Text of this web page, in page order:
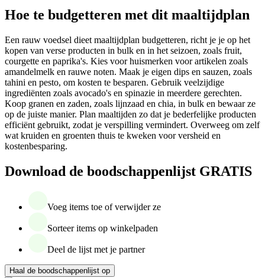
Hoe te budgetteren met dit maaltijdplan
Een rauw voedsel dieet maaltijdplan budgetteren, richt je je op het
kopen van verse producten in bulk en in het seizoen, zoals fruit,
courgette en paprika's. Kies voor huismerken voor artikelen zoals
amandelmelk en rauwe noten. Maak je eigen dips en sauzen, zoals
tahini en pesto, om kosten te besparen. Gebruik veelzijdige
ingrediënten zoals avocado's en spinazie in meerdere gerechten.
Koop granen en zaden, zoals lijnzaad en chia, in bulk en bewaar ze
op de juiste manier. Plan maaltijden zo dat je bederfelijke producten
efficiënt gebruikt, zodat je verspilling vermindert. Overweeg om zelf
wat kruiden en groenten thuis te kweken voor versheid en
kostenbesparing.
Download de boodschappenlijst GRATIS
Voeg items toe of verwijder ze
Sorteer items op winkelpaden
Deel de lijst met je partner
Haal de boodschappenlijst op